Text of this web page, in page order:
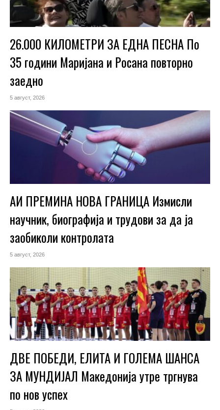
26.000 КИЛОМЕТРИ ЗА ЕДНА ПЕСНА По
35 години Маријана и Росана повторно
заедно
5 август, 2026
АИ ПРЕМИНА НОВА ГРАНИЦА Измисли
научник, биографија и трудови за да ја
заобиколи контролата
5 август, 2026
ДВЕ ПОБЕДИ, ЕЛИТА И ГОЛЕМА ШАНСА
ЗА МУНДИЈАЛ Македонија утре тргнува
по нов успех